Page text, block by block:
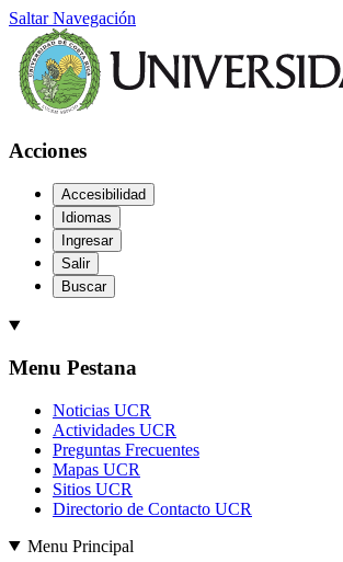
Saltar Navegación
Acciones
Accesibilidad
Idiomas
Ingresar
Salir
Buscar
Menu Pestana
Noticias UCR
Actividades UCR
Preguntas Frecuentes
Mapas UCR
Sitios UCR
Directorio de Contacto UCR
Menu Principal